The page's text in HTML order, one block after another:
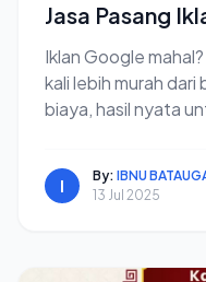
Jasa Pasang
Iklan Google
kali lebih murah
biaya, hasil nyata
I
By: IBNU
13 Jul 2025